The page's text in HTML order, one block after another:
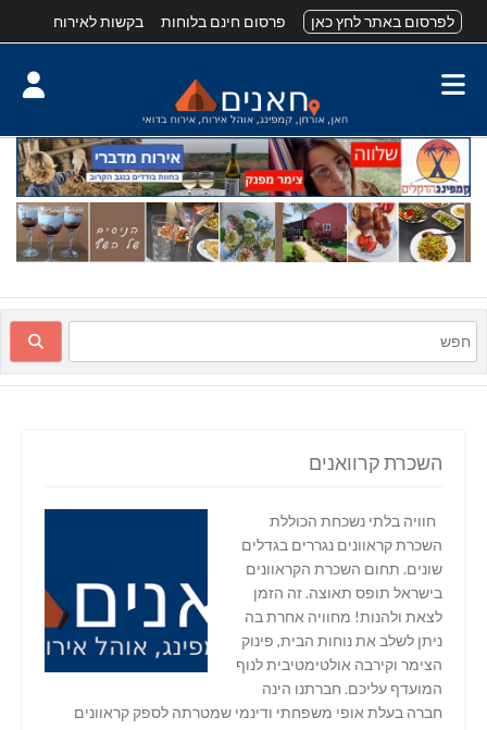
לפרסום באתר לחץ כאן פרסום חינם בלוחות בקשות לאירוח
השכרת קרוואנים
חוויה בלתי נשכחת הכוללת
השכרת קראוונים נגררים בגדלים
שונים. תחום השכרת הקראוונים
בישראל תופס תאוצה. זה הזמן
לצאת ולהנות! מחוויה אחרת בה
ניתן לשלב את נוחות הבית, פינוק
הצימר וקירבה אולטימטיבית לנוף
המועדף עליכם. חברתנו הינה
חברה בעלת אופי משפחתי ודינמי שמטרתה לספק קראוונים